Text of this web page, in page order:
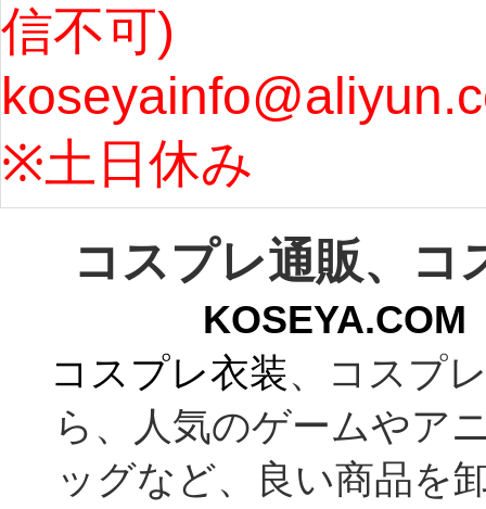
う...
信不可)
※土日休み
コスプレ通販、コ
コスプレ衣装、コスプ
ら、人気のゲームやア
ッグなど、良い商品を